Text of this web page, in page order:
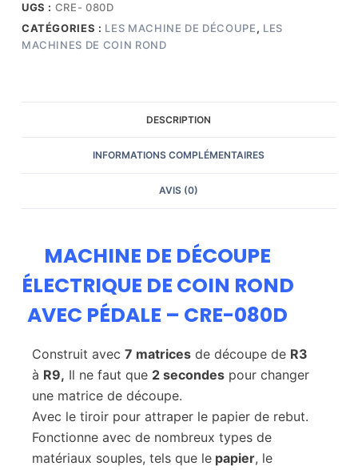
UGS : CRE- 080D
CATÉGORIES : LES MACHINE DE DÉCOUPE, LES
MACHINES DE COIN ROND
DESCRIPTION
INFORMATIONS COMPLÉMENTAIRES
AVIS (0)
MACHINE DE DÉCOUPE
ÉLECTRIQUE DE COIN ROND
AVEC PÉDALE – CRE-080D
Construit avec 7 matrices de découpe de R3
à R9, Il ne faut que 2 secondes pour changer
une matrice de découpe.
Avec le tiroir pour attraper le papier de rebut.
Fonctionne avec de nombreux types de
matériaux souples, tels que le papier, le